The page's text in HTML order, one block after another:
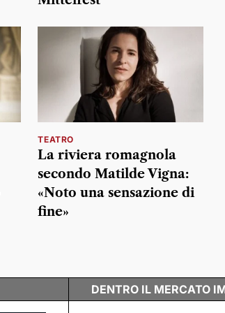
TEATRO
La riviera romagnola
secondo Matilde Vigna:
«Noto una sensazione di
fine»
DENTRO IL MERCATO